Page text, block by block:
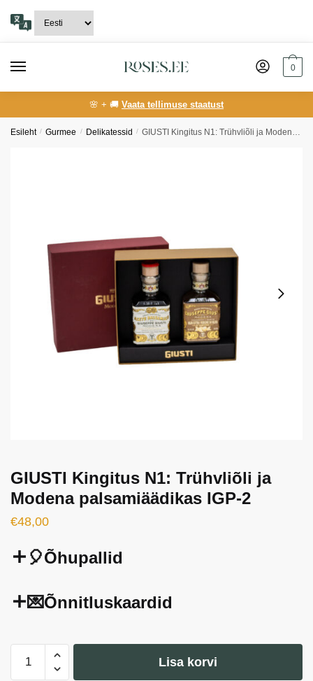
navigation
content
0
🌸 + 🚚 Vaata tellimuse staatust
Esileht / Gurmee / Delikatessid / GIUSTI Kingitus N1: Trühvliõli ja Modena palsamiäädikas IGP-2
GIUSTI Kingitus N1: Trühvliõli ja
Modena palsamiäädikas IGP-2
€48,00
🎈Õhupallid
💌Õnnitluskaardid
Kingitus
Lisa korvi